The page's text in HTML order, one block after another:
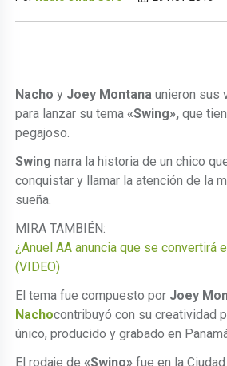
Nacho y Joey Montana unieron sus
para lanzar su tema«Swing», que
pegajoso.
Swing narra la historia de un chico
conquistar y llamar la atención de la
sueña.
MIRA TAMBIÉN:
¿Anuel AA anuncia que se convertirá
(VIDEO)
El tema fue compuesto por Joey
Nachocontribuyó con su creatividad
único, producido y grabado en
El rodaje de«Swing» fue en la